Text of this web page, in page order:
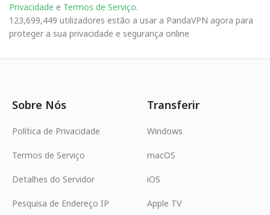
Privacidade e Termos de Serviço.
123,699,449 utilizadores estão a usar a PandaVPN agora para
proteger a sua privacidade e segurança online
Sobre Nós
Política de Privacidade
Termos de Serviço
Detalhes do Servidor
Pesquisa de Endereço IP
Transferir
Windows
macOS
iOS
Apple TV